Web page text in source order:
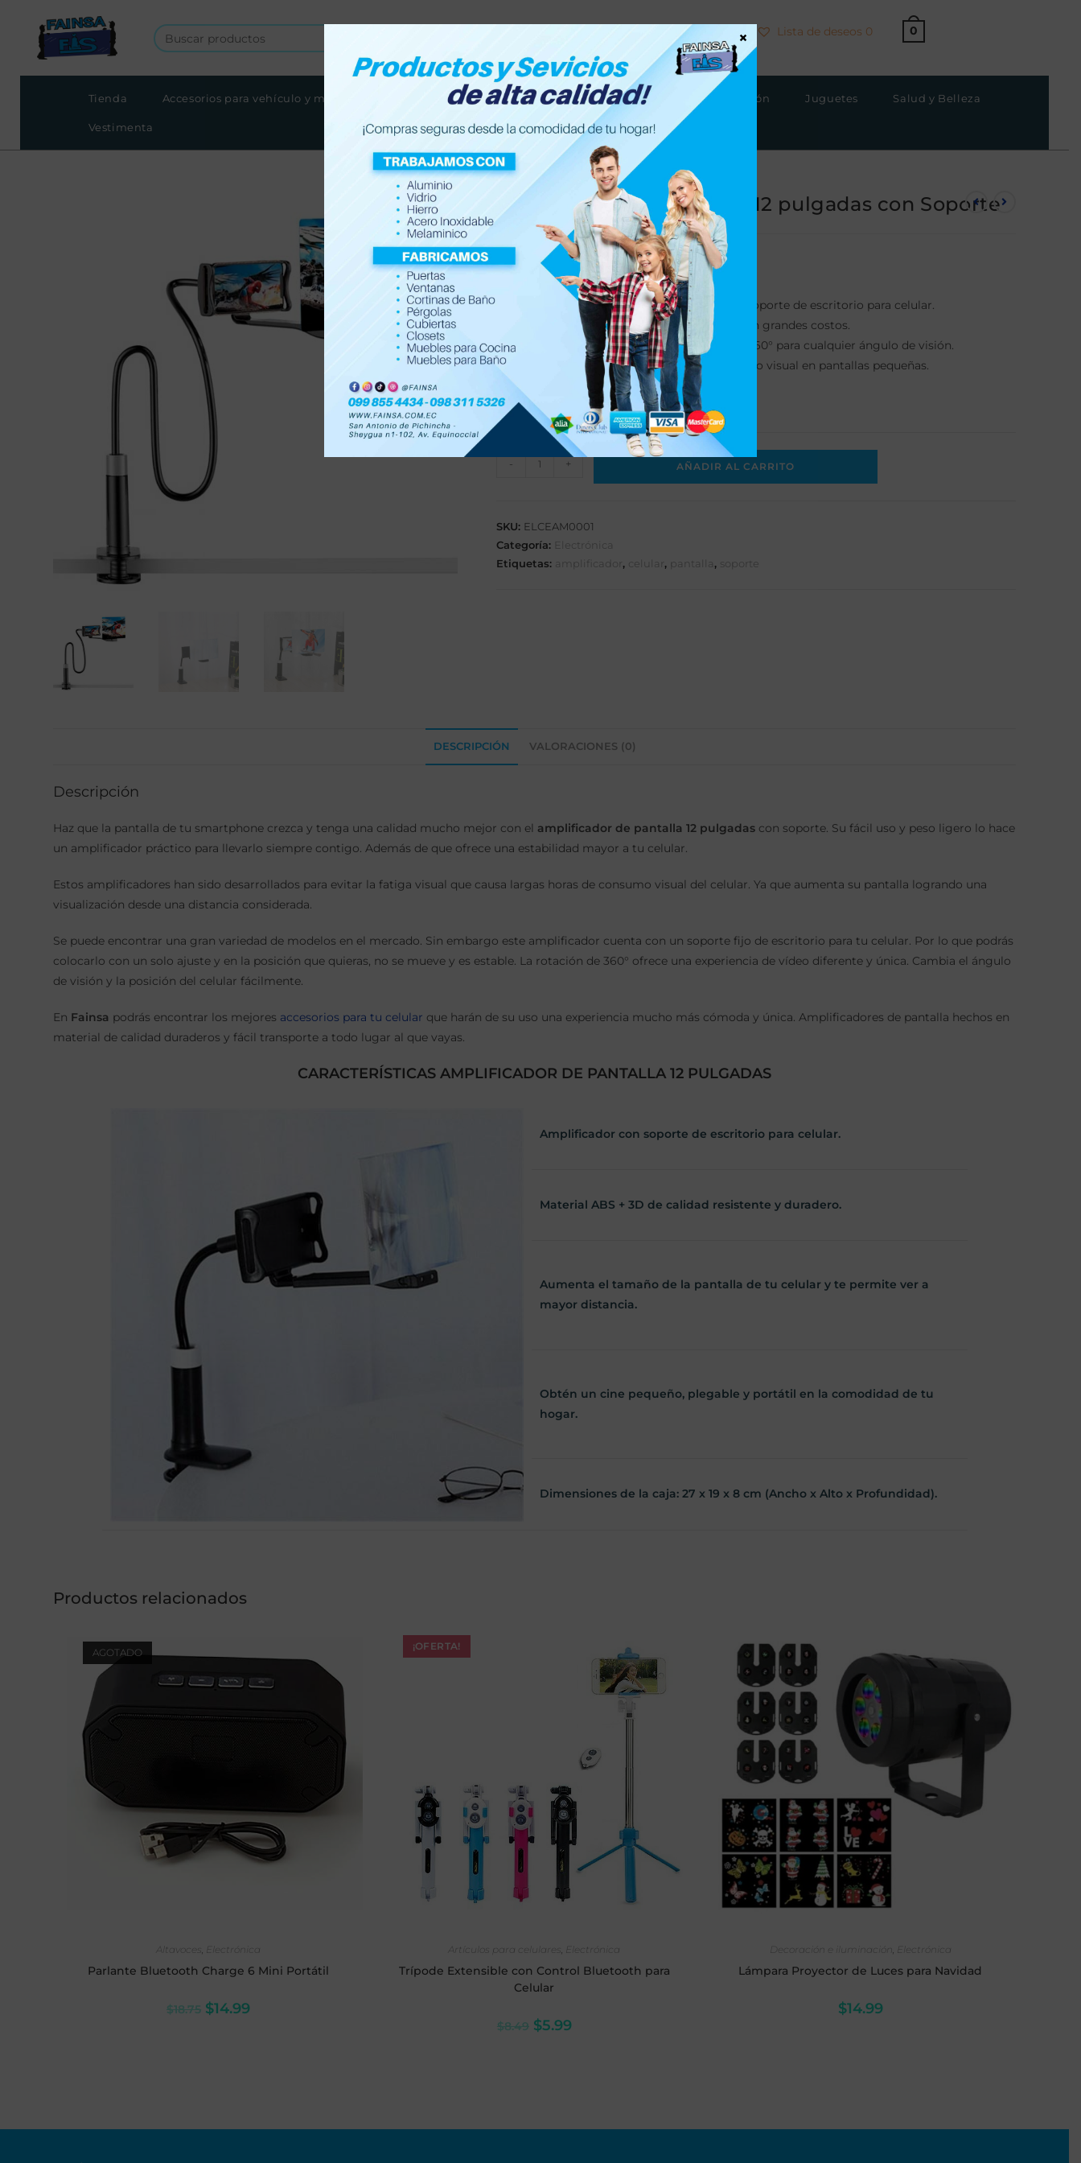
Lista de deseos 0 0
Tienda Accesorios para vehículo y moto Accesorios de hogar Electrónica Ferretería y Construcción Juguetes Salud y Belleza
Vestimenta
Amplificador de Pantalla 12 pulgadas con Soporte
$13.99
Amplificador de pantalla 12 pulgadas con soporte de escritorio para celular.
Logra un cine en casa portátil y plegable sin grandes costos.
Ofrece un soporte firme con un ajuste de 360° para cualquier ángulo de visión.
Evita la fatiga al consumir mucho contenido visual en pantallas pequeñas.
Fácil uso y material de calidad.
2 disponibles
- + AÑADIR AL CARRITO
SKU: ELCEAM0001
Categoría: Electrónica
Etiquetas: amplificador , celular , pantalla, soporte
DESCRIPCIÓN VALORACIONES (0)
Descripción
Haz que la pantalla de tu smartphone crezca y tenga una calidad mucho mejor con el amplificador de pantalla 12 pulgadas con soporte. Su fácil uso y peso ligero lo hace
un amplificador práctico para llevarlo siempre contigo. Además de que ofrece una estabilidad mayor a tu celular.
Estos amplificadores han sido desarrollados para evitar la fatiga visual que causa largas horas de consumo visual del celular. Ya que aumenta su pantalla logrando una
visualización desde una distancia considerada.
Se puede encontrar una gran variedad de modelos en el mercado. Sin embargo este amplificador cuenta con un soporte fijo de escritorio para tu celular. Por lo que podrás
colocarlo con un solo ajuste y en la posición que quieras, no se mueve y es estable. La rotación de 360° ofrece una experiencia de vídeo diferente y única. Cambia el ángulo
de visión y la posición del celular fácilmente.
En Fainsa podrás encontrar los mejores accesorios para tu celular que harán de su uso una experiencia mucho más cómoda y única. Amplificadores de pantalla hechos en
material de calidad duraderos y fácil transporte a todo lugar al que vayas.
CARACTERÍSTICAS AMPLIFICADOR DE PANTALLA 12 PULGADAS
Amplificador con soporte de escritorio para celular.
Material ABS + 3D de calidad resistente y duradero.
Aumenta el tamaño de la pantalla de tu celular y te permite ver a
mayor distancia.
Obtén un cine pequeño, plegable y portátil en la comodidad de tu
hogar.
Dimensiones de la caja: 27 x 19 x 8cm (Ancho x Alto x Profundidad).
Productos relacionados
AGOTADO
Altavoces, Electrónica
Parlante Bluetooth Charge 6 Mini Portátil
$18.75 $14.99
¡OFERTA!
Artículos para celulares, Electrónica
Trípode Extensible con Control Bluetooth para
Celular
$8.49 $5.99
Decoración e iluminación , Electrónica
Lámpara Proyector de Luces para Navidad
$14.99
×